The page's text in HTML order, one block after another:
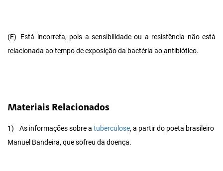
(E) Está incorreta, pois a sensibilidade ou a resistência não está
relacionada ao tempo de exposição da bactéria ao antibiótico.
Materiais Relacionados
1) As informações sobre a tuberculose, a partir do poeta brasileiro
Manuel Bandeira, que sofreu da doença.